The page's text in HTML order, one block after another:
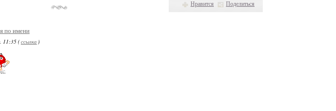
Нравится Поделиться
по имени
11:35 (ссылка )